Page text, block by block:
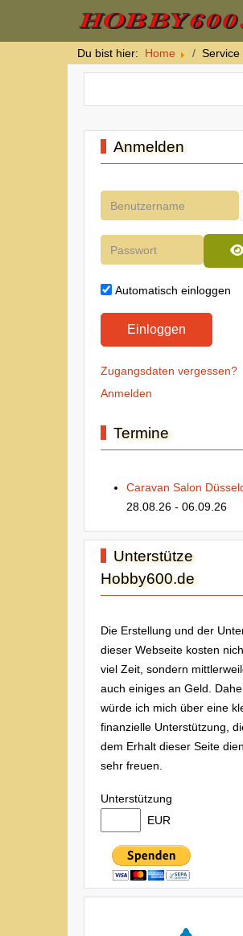
Du bist hier: Home Service
Anmelden
Automatisch einloggen
Einloggen
Zugangsdaten vergessen?
Anmelden
Termine
Caravan Salon
28.08.26 - 06.09.26
Unterstütze
Hobby600.de
Die Erstellung und der
dieser Webseite kosten
viel Zeit, sondern
auch einiges an Geld.
würde ich mich über eine
finanzielle Unterstützung,
dem Erhalt dieser Seite
sehr freuen.
Unterstützung
EUR